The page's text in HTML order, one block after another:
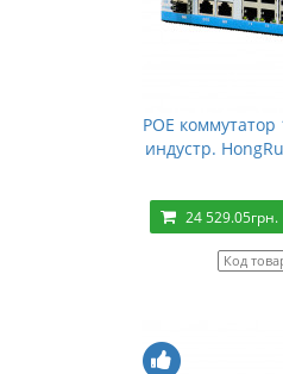
POE
индустр.
24 529.05грн.
Код